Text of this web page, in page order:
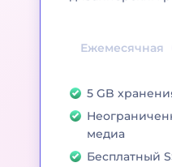
Ежемесячная
5 GB
медиа
Бесплатный